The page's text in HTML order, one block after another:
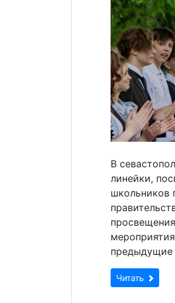
В
линейки,
школьников
предыдущие
Читать